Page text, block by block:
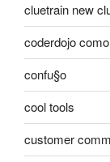
cluetrain new
coderdojo como
confu§o
cool tools
customer